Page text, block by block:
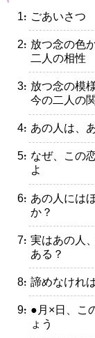
・ごあいさつ
・放つ念の色
二人の相性
・放つ念の模
今の二人の
・あの人は、
・なぜ、この
よ
・あの人には
か？
・実はあの人
ある？
・諦めなけれ
・●月×日、こ
ょう